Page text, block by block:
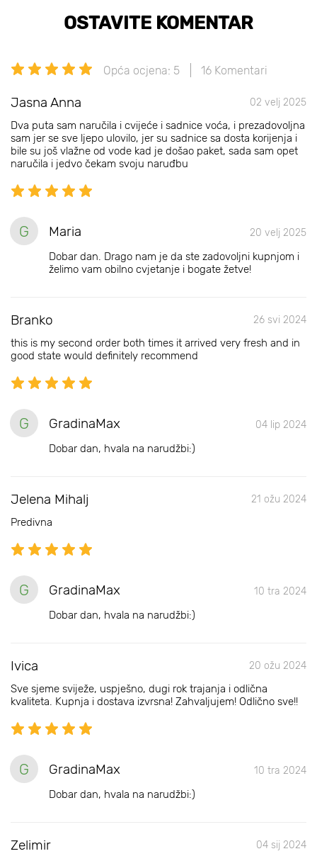
OSTAVITE KOMENTAR
Opća ocjena: 5 16 Komentari
Jasna Anna 02 velj 2025
Dva puta sam naručila i cvijeće i sadnice voća, i prezadovoljna
sam jer se sve ljepo ulovilo, jer su sadnice sa dosta korijenja i
bile su još vlažne od vode kad je došao paket, sada sam opet
naručila i jedvo čekam svoju naruđbu
G Maria 20 velj 2025
Dobar dan. Drago nam je da ste zadovoljni kupnjom i
želimo vam obilno cvjetanje i bogate žetve!
Branko 26 svi 2024
this is my second order both times it arrived very fresh and in
good state would definitely recommend
G GradinaMax 04 lip 2024
Dobar dan, hvala na narudžbi:)
Jelena Mihalj 21 ožu 2024
Predivna
G GradinaMax 10 tra 2024
Dobar dan, hvala na narudžbi:)
Ivica 20 ožu 2024
Sve sjeme sviježe, uspješno, dugi rok trajanja i odlična
kvaliteta. Kupnja i dostava izvrsna! Zahvaljujem! Odlično sve!!
G GradinaMax 10 tra 2024
Dobar dan, hvala na narudžbi:)
Zelimir 04 sij 2024